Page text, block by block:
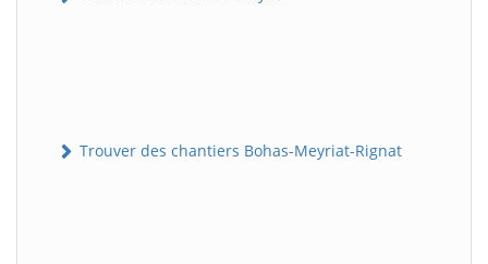
Trouver des chantiers Bohas-Meyriat-Rignat